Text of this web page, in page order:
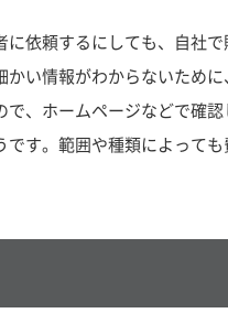
依頼するにしても、自社
い情報がわからないため
、ホームページなどで確
す。範囲や種類によって